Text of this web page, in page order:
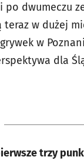
dwumeczu
w dużej
w
dla
trzy